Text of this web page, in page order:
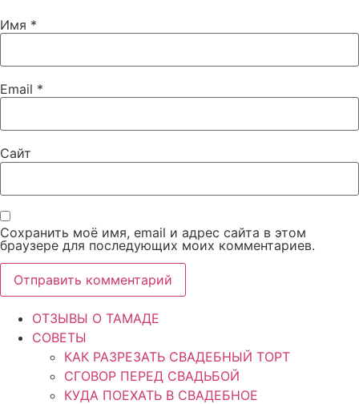
Имя *
Email *
Сайт
Сохранить моё имя, email и адрес сайта в этом
браузере для последующих моих комментариев.
ОТЗЫВЫ О ТАМАДЕ
СОВЕТЫ
КАК РАЗРЕЗАТЬ СВАДЕБНЫЙ ТОРТ
СГОВОР ПЕРЕД СВАДЬБОЙ
КУДА ПОЕХАТЬ В СВАДЕБНОЕ